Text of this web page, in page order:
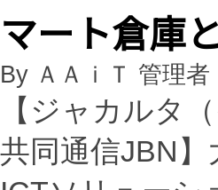
マート倉庫
By ＡＡｉＴ 管理者
【ジャカルタ
共同通信JBN